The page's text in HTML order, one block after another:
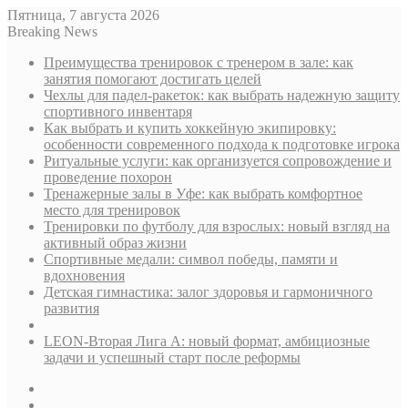
Пятница, 7 августа 2026
Breaking News
Преимущества тренировок с тренером в зале: как
занятия помогают достигать целей
Чехлы для падел-ракеток: как выбрать надежную защиту
спортивного инвентаря
Как выбрать и купить хоккейную экипировку:
особенности современного подхода к подготовке игрока
Ритуальные услуги: как организуется сопровождение и
проведение похорон
Тренажерные залы в Уфе: как выбрать комфортное
место для тренировок
Тренировки по футболу для взрослых: новый взгляд на
активный образ жизни
Спортивные медали: символ победы, памяти и
вдохновения
Детская гимнастика: залог здоровья и гармоничного
развития
LEON-Вторая Лига А: новый формат, амбициозные
задачи и успешный старт после реформы